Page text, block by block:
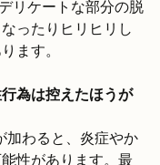
リケートな部分の脱
ったりヒリヒリし
ます。
為は控えたほうが
性があります。最